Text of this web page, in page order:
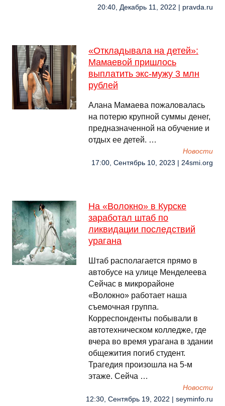
20:40, Декабрь 11, 2022 | pravda.ru
«Откладывала на детей»:
Мамаевой пришлось
выплатить экс-мужу 3 млн
рублей
Алана Мамаева пожаловалась
на потерю крупной суммы денег,
предназначенной на обучение и
отдых ее детей. …
Новости
17:00, Сентябрь 10, 2023 | 24smi.org
На «Волокно» в Курске
заработал штаб по
ликвидации последствий
урагана
Штаб располагается прямо в
автобусе на улице Менделеева
Сейчас в микрорайоне
«Волокно» работает наша
съемочная группа.
Корреспонденты побывали в
автотехническом колледже, где
вчера во время урагана в здании
общежития погиб студент.
Трагедия произошла на 5-м
этаже. Сейча …
Новости
12:30, Сентябрь 19, 2022 | seyminfo.ru